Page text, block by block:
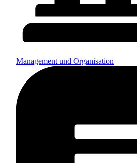
Management und Organisation